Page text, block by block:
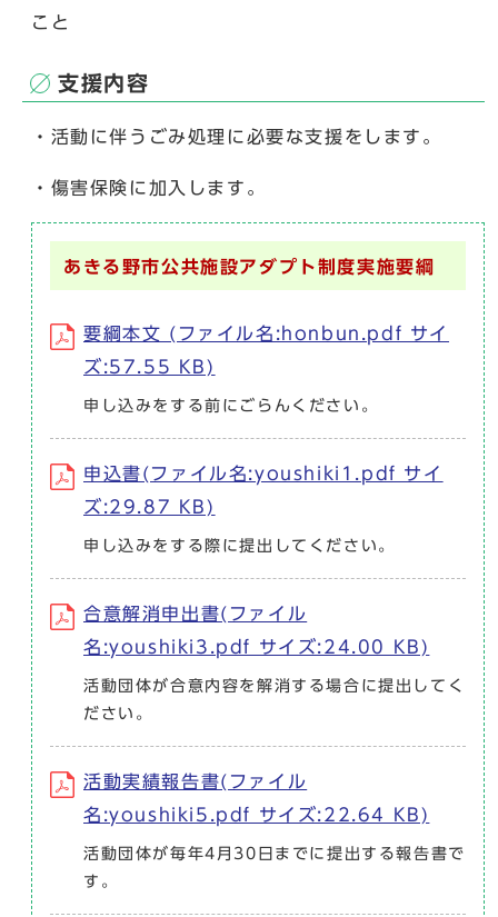
こと
支援内容
・活動に伴うごみ処理に必要な支援をします。
・傷害保険に加入します。
あきる野市公共施設アダプト制度実施要綱
要綱本文 (ファイル名:honbun.pdf サイ
ズ:57.55 KB)
申し込みをする前にごらんください。
申込書(ファイル名:youshiki1.pdf サイ
ズ:29.87 KB)
申し込みをする際に提出してください。
合意解消申出書(ファイル
名:youshiki3.pdf サイズ:24.00 KB)
活動団体が合意内容を解消する場合に提出してく
ださい。
活動実績報告書(ファイル
名:youshiki5.pdf サイズ:22.64 KB)
活動団体が毎年4月30日までに提出する報告書で
す。